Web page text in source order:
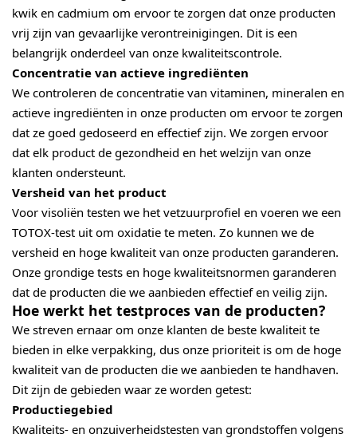
kwik en cadmium om ervoor te zorgen dat onze producten
vrij zijn van gevaarlijke verontreinigingen. Dit is een
belangrijk onderdeel van onze kwaliteitscontrole.
Concentratie van actieve ingrediënten
We controleren de concentratie van vitaminen, mineralen en
actieve ingrediënten in onze producten om ervoor te zorgen
dat ze goed gedoseerd en effectief zijn. We zorgen ervoor
dat elk product de gezondheid en het welzijn van onze
klanten ondersteunt.
Versheid van het product
Voor visoliën testen we het vetzuurprofiel en voeren we een
TOTOX-test uit om oxidatie te meten. Zo kunnen we de
versheid en hoge kwaliteit van onze producten garanderen.
Onze grondige tests en hoge kwaliteitsnormen garanderen
dat de producten die we aanbieden effectief en veilig zijn.
Hoe werkt het testproces van de producten?
We streven ernaar om onze klanten de beste kwaliteit te
bieden in elke verpakking, dus onze prioriteit is om de hoge
kwaliteit van de producten die we aanbieden te handhaven.
Dit zijn de gebieden waar ze worden getest:
Productiegebied
Kwaliteits- en onzuiverheidstesten van grondstoffen volgens